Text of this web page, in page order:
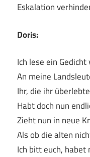
Eskalation
Doris:
Ich lese ein
An meine
Ihr, die ihr
Habt doch nun
Zieht nun in neue
Als ob die alten
Ich bitt euch, habet